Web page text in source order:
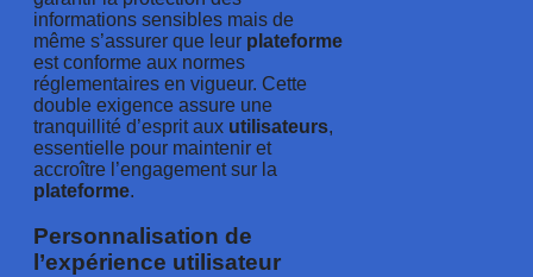
informations sensibles mais de
même s’assurer que leur plateforme
est conforme aux normes
réglementaires en vigueur. Cette
double exigence assure une
tranquillité d’esprit aux utilisateurs,
essentielle pour maintenir et
accroître l’engagement sur la
plateforme.
Personnalisation de
l’expérience utilisateur